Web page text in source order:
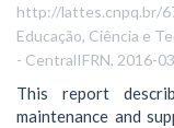
http://lattes.cnpq.br/
Educação, Ciência e
- CentralIFRN, 2016-
This report
maintenance and